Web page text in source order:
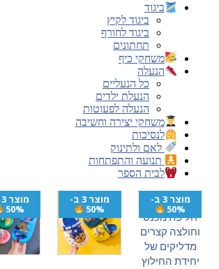
ביגוד
ביגוד לקיץ
ביגוד לחורף
תחתונים
משחקי כיף
הנעלה
כל הנעליים
הנעלת ילדים
הנעלה לפעוטות
משחקי יצירה וחשיבה
לנסיכות
לאם ולתינוק
תנועה והתפתחות
לבית הספר
מוצר 3 ב-
50%
חליפת מכנס
וחולצה קצרים
מדליקים של
יחידת החילוץ
מוצר 3 ב-
50%
50%